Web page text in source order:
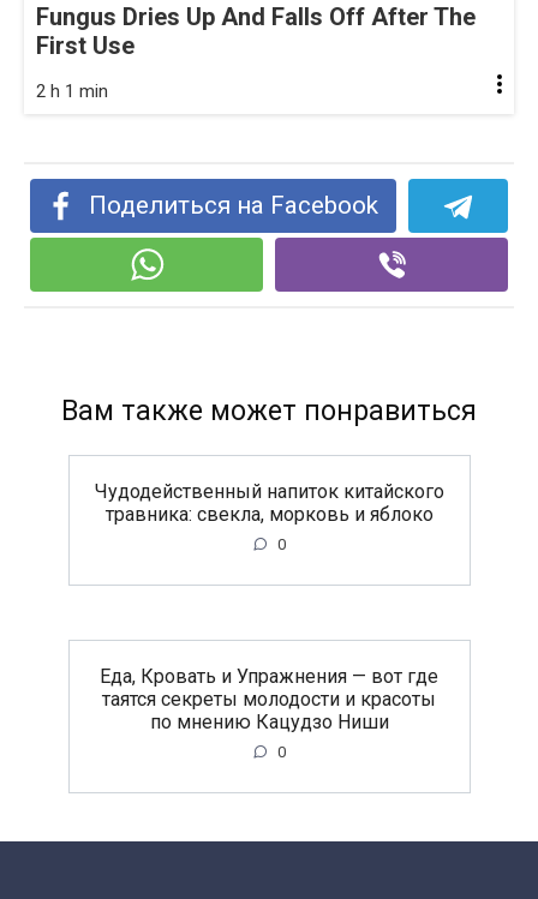
Fungus Dries Up And Falls Off After The
First Use
2 h 1 min
Поделиться на Facebook
Вам также может понравиться
Чудодейственный напиток китайского
травника: свекла, морковь и яблоко
0
Еда, Кровать и Упражнения — вот где
таятся секреты молодости и красоты
по мнению Кацудзо Ниши
0